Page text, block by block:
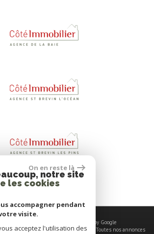
droits réservés | Traduction powered by Google
-Nos honoraires-Liens- Admin Toutes nos annonces
On en reste là
notre site
les cookies
accompagner pendant
visite.
acceptez l'utilisation des